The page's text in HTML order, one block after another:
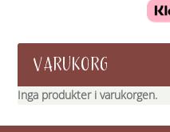
VARUKORG
Inga produkter i varukorgen.